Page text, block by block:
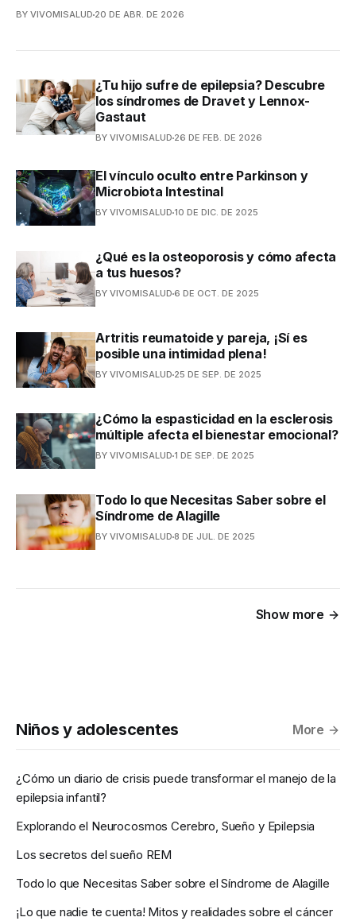
BY VIVOMISALUD 20 DE ABR. DE 2026
¿Tu hijo sufre de epilepsia? Descubre
los síndromes de Dravet y Lennox-
Gastaut
BY VIVOMISALUD 26 DE FEB. DE 2026
El vínculo oculto entre Parkinson y
Microbiota Intestinal
BY VIVOMISALUD 10 DE DIC. DE 2025
¿Qué es la osteoporosis y cómo afecta
a tus huesos?
BY VIVOMISALUD 6 DE OCT. DE 2025
Artritis reumatoide y pareja, ¡Sí es
posible una intimidad plena!
BY VIVOMISALUD 25 DE SEP. DE 2025
¿Cómo la espasticidad en la esclerosis
múltiple afecta el bienestar emocional?
BY VIVOMISALUD 1 DE SEP. DE 2025
Todo lo que Necesitas Saber sobre el
Síndrome de Alagille
BY VIVOMISALUD 8 DE JUL. DE 2025
Show more
Niños y adolescentes More
¿Cómo un diario de crisis puede transformar el manejo de la
epilepsia infantil?
Explorando el Neurocosmos Cerebro, Sueño y Epilepsia
Los secretos del sueño REM
Todo lo que Necesitas Saber sobre el Síndrome de Alagille
¡Lo que nadie te cuenta! Mitos y realidades sobre el cáncer